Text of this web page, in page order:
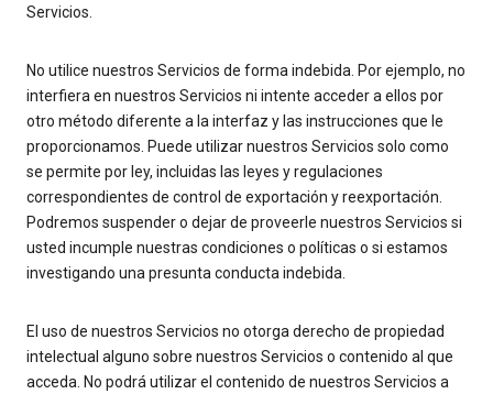
Servicios.
No utilice nuestros Servicios de forma indebida. Por ejemplo, no
interfiera en nuestros Servicios ni intente acceder a ellos por
otro método diferente a la interfaz y las instrucciones que le
proporcionamos. Puede utilizar nuestros Servicios solo como
se permite por ley, incluidas las leyes y regulaciones
correspondientes de control de exportación y reexportación.
Podremos suspender o dejar de proveerle nuestros Servicios si
usted incumple nuestras condiciones o políticas o si estamos
investigando una presunta conducta indebida.
El uso de nuestros Servicios no otorga derecho de propiedad
intelectual alguno sobre nuestros Servicios o contenido al que
acceda. No podrá utilizar el contenido de nuestros Servicios a